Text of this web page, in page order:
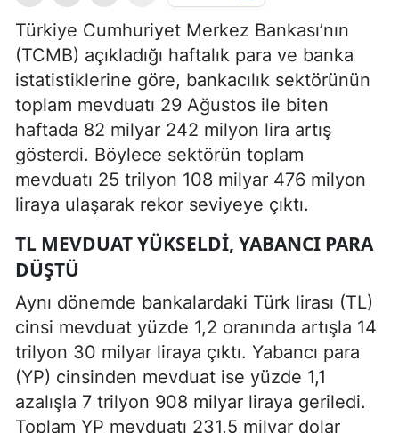
Türkiye Cumhuriyet Merkez Bankası’nın
(TCMB) açıkladığı haftalık para ve banka
istatistiklerine göre, bankacılık sektörünün
toplam mevduatı 29 Ağustos ile biten
haftada 82 milyar 242 milyon lira artış
gösterdi. Böylece sektörün toplam
mevduatı 25 trilyon 108 milyar 476 milyon
liraya ulaşarak rekor seviyeye çıktı.
TL MEVDUAT YÜKSELDI, YABANCI PARA
DÜŞTÜ
Aynı dönemde bankalardaki Türk lirası (TL)
cinsi mevduat yüzde 1,2 oranında artışla 14
trilyon 30 milyar liraya çıktı. Yabancı para
(YP) cinsinden mevduat ise yüzde 1,1
azalışla 7 trilyon 908 milyar liraya geriledi.
Toplam YP mevduatı 231,5 milyar dolar